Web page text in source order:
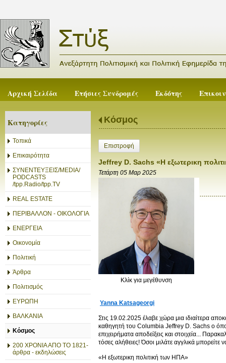
Αρχική Σελίδα Ετήσιες Συνδρομές Εκδότης
Κατηγορίες
Τοπικά
Επικαιρότητα
ΣΥΝΕΝΤΕΥΞΕΙΣ/MEDIA/
PODCASTS
/tpp.Radio/tpp.TV
REAL ESTATE
ΠΕΡΙΒΑΛΛΟΝ - ΟΙΚΟΛΟΓΙΑ
ΕΝΕΡΓΕΙΑ
Οικονομία
Πολιτική
Άρθρα
Πολιτισμός
ΕΥΡΩΠΗ
ΒΑΛΚΑΝΙΑ
Κόσμος
200 ΧΡΟΝΙΑ ΑΠΟ ΤΟ 1821-
άρθρα - εκδηλώσεις
Κόσμος
Επιστροφή
Jeffrey D. Sachs «Η εξωτερικη
Τετάρτη 05 Μαρ 2025
Κλίκ για μεγέθυνση
Yanna Katsageorgi
Στις 19.02.2025 έλαβε χώρα μια ιδιαίτερα
καθηγητή του Columbia Jeffrey D. Sachs ο
επιχειρήματα αποδείξεις και στοιχεία...
τόσες αλήθειες! Όσοι μιλάτε αγγλικά μπορείτε
«Η εξωτερικη πολιτική των ΗΠΑ»